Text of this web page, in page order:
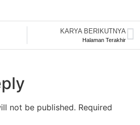
KARYA BERIKUTNYA
Halaman Terakhir
not be published. Required